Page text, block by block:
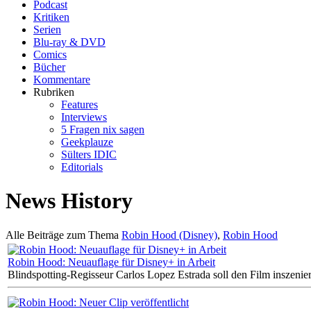
Podcast
Kritiken
Serien
Blu-ray & DVD
Comics
Bücher
Kommentare
Rubriken
Features
Interviews
5 Fragen nix sagen
Geekplauze
Sülters IDIC
Editorials
News History
Alle Beiträge zum Thema Robin Hood (Disney), Robin Hood
Robin Hood: Neuauflage für Disney+ in Arbeit
Blindspotting-Regisseur Carlos Lopez Estrada soll den Film